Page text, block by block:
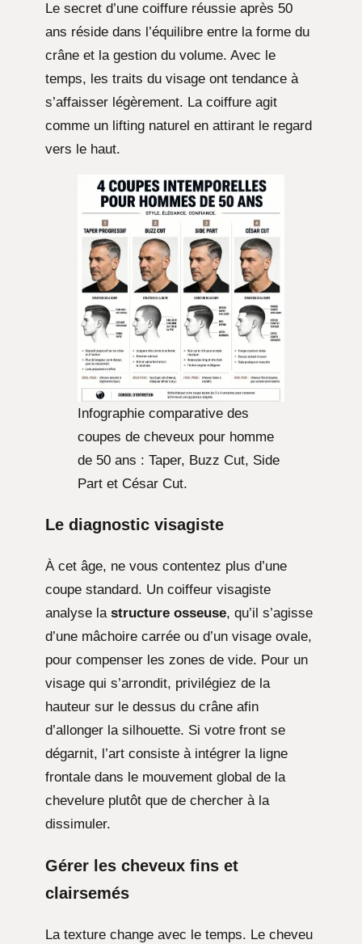
Le secret d’une coiffure réussie après 50
ans réside dans l’équilibre entre la forme du
crâne et la gestion du volume. Avec le
temps, les traits du visage ont tendance à
s’affaisser légèrement. La coiffure agit
comme un lifting naturel en attirant le regard
vers le haut.
Infographie comparative des
coupes de cheveux pour homme
de 50 ans : Taper, Buzz Cut, Side
Part et César Cut.
Le diagnostic visagiste
À cet âge, ne vous contentez plus d’une
coupe standard. Un coiffeur visagiste
analyse la structure osseuse, qu’il s’agisse
d’une mâchoire carrée ou d’un visage ovale,
pour compenser les zones de vide. Pour un
visage qui s’arrondit, privilégiez de la
hauteur sur le dessus du crâne afin
d’allonger la silhouette. Si votre front se
dégarnit, l’art consiste à intégrer la ligne
frontale dans le mouvement global de la
chevelure plutôt que de chercher à la
dissimuler.
Gérer les cheveux fins et
clairsemés
La texture change avec le temps. Le cheveu